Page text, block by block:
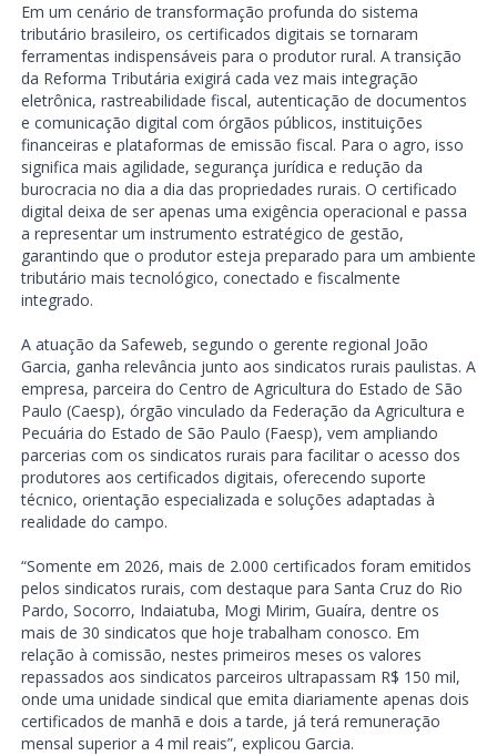
Em um cenário de transformação profunda do sistema
tributário brasileiro, os certificados digitais se tornaram
ferramentas indispensáveis para o produtor rural. A transição
da Reforma Tributária exigirá cada vez mais integração
eletrônica, rastreabilidade fiscal, autenticação de documentos
e comunicação digital com órgãos públicos, instituições
financeiras e plataformas de emissão fiscal. Para o agro, isso
significa mais agilidade, segurança jurídica e redução da
burocracia no dia a dia das propriedades rurais. O certificado
digital deixa de ser apenas uma exigência operacional e passa
a representar um instrumento estratégico de gestão,
garantindo que o produtor esteja preparado para um ambiente
tributário mais tecnológico, conectado e fiscalmente
integrado.
A atuação da Safeweb, segundo o gerente regional João
Garcia, ganha relevância junto aos sindicatos rurais paulistas. A
empresa, parceira do Centro de Agricultura do Estado de São
Paulo (Caesp), órgão vinculado da Federação da Agricultura e
Pecuária do Estado de São Paulo (Faesp), vem ampliando
parcerias com os sindicatos rurais para facilitar o acesso dos
produtores aos certificados digitais, oferecendo suporte
técnico, orientação especializada e soluções adaptadas à
realidade do campo.
“Somente em 2026, mais de 2.000 certificados foram emitidos
pelos sindicatos rurais, com destaque para Santa Cruz do Rio
Pardo, Socorro, Indaiatuba, Mogi Mirim, Guaíra, dentre os
mais de 30 sindicatos que hoje trabalham conosco. Em
relação à comissão, nestes primeiros meses os valores
repassados aos sindicatos parceiros ultrapassam R$ 150 mil,
onde uma unidade sindical que emita diariamente apenas dois
certificados de manhã e dois a tarde, já terá remuneração
mensal superior a 4 mil reais”, explicou Garcia.